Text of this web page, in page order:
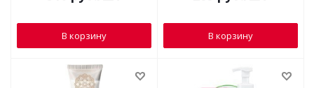
В корзину В корзину